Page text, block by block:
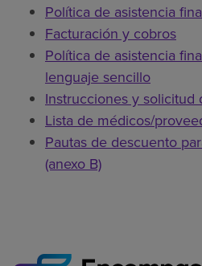
Política de asistencia
Facturación y cobros
Política de asistencia
lenguaje sencillo
Instrucciones y solicitud
Lista de médicos/
Pautas de descuento
(anexo B)